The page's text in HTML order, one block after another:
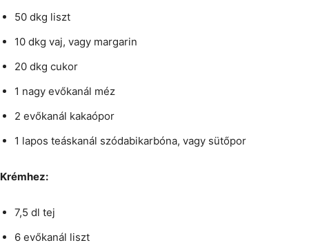
50 dkg liszt
10 dkg vaj, vagy margarin
20 dkg cukor
1 nagy evőkanál méz
2 evőkanál kakaópor
1 lapos teáskanál szódabikarbóna, vagy sütőpor
Krémhez:
7,5 dl tej
6 evőkanál liszt